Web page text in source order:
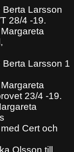
Larsson
28/4 -19.
Larsson 1
23/4 -19.
Cert och
Olsson till